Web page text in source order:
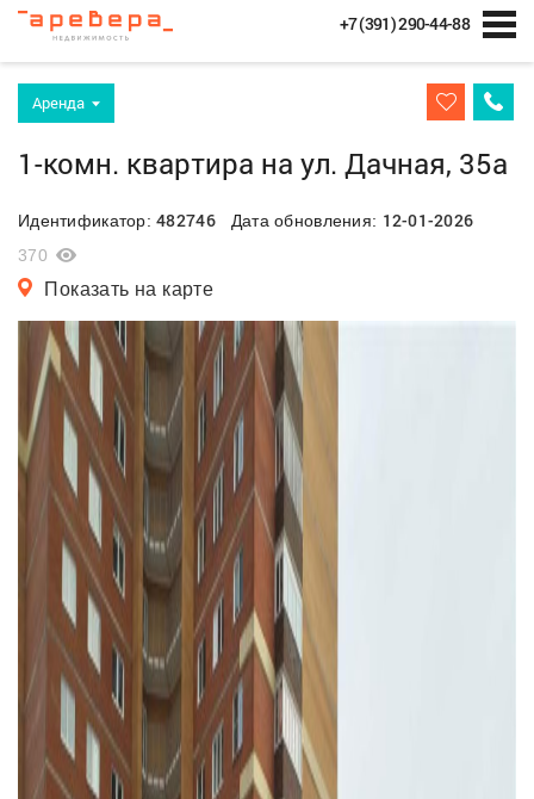
+7 (391) 290-44-88
Аренда
1-комн. квартира на ул. Дачная, 35а
Идентификатор:482746Дата обновления: 12-01-2026
370
Показать на карте